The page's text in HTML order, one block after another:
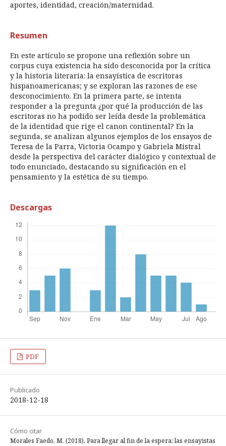
aportes, identidad, creación/maternidad.
Resumen
En este artículo se propone una reflexión sobre un
corpus cuya existencia ha sido desconocida por la crítica
y la historia literaria: la ensayística de escritoras
hispanoamericanas; y se exploran las razones de ese
desconocimiento. En la primera parte, se intenta
responder a la pregunta ¿por qué la producción de las
escritoras no ha podido ser leída desde la problemática
de la identidad que rige el canon continental? En la
segunda, se analizan algunos ejemplos de los ensayos de
Teresa de la Parra, Victoria Ocampo y Gabriela Mistral
desde la perspectiva del carácter dialógico y contextual de
todo enunciado, destacando su significación en el
pensamiento y la estética de su tiempo.
Descargas
PDF
Publicado
2018-12-18
Cómo citar
Morales Faedo, M. (2018). Para llegar al fin de la espera: las ensayistas